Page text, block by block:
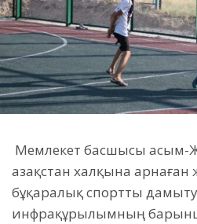
Мемлекет басшысы
Қазақстан халқына
бұқаралық спортты
инфрақұрылымның